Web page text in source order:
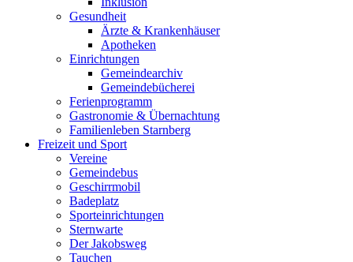
Gesundheit
Ärzte & Krankenhäuser
Apotheken
Einrichtungen
Gemeindearchiv
Gemeindebücherei
Ferienprogramm
Gastronomie & Übernachtung
Familienleben Starnberg
Freizeit und Sport
Vereine
Gemeindebus
Geschirrmobil
Badeplatz
Sporteinrichtungen
Sternwarte
Der Jakobsweg
Tauchen